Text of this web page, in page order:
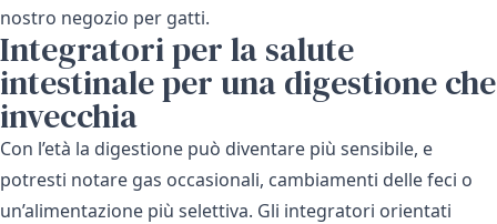
nostro negozio per gatti.
Integratori per la salute
intestinale per una digestione che
invecchia
Con l’età la digestione può diventare più sensibile, e
potresti notare gas occasionali, cambiamenti delle feci o
un’alimentazione più selettiva. Gli integratori orientati